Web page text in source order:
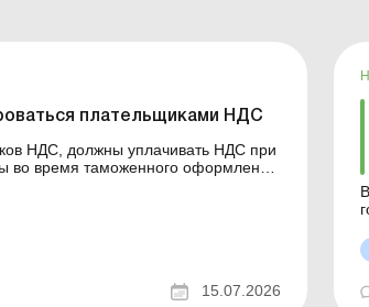
плательщиками НДС
НДС, должны уплачивать НДС при
во время таможенного оформления
15.07.2026
теме: